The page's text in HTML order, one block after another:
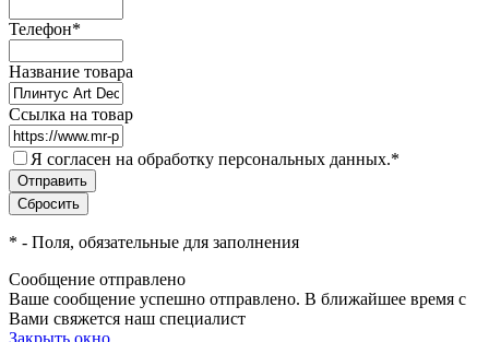
Телефон*
Название товара
Ссылка на товар
Я согласен на обработку персональных данных.*
* - Поля, обязательные для заполнения
Сообщение отправлено
Ваше сообщение успешно отправлено. В ближайшее время с
Вами свяжется наш специалист
Закрыть окно